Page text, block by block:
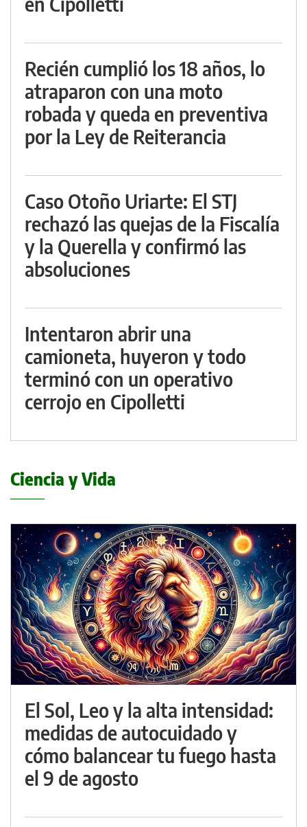
Recién cumplió los 18 años, lo
atraparon con una moto
robada y queda en preventiva
por la Ley de Reiterancia
Caso Otoño Uriarte: El STJ
rechazó las quejas de la Fiscalía
y la Querella y confirmó las
absoluciones
Intentaron abrir una
camioneta, huyeron y todo
terminó con un operativo
cerrojo en Cipolletti
Ciencia y Vida
El Sol, Leo y la alta intensidad:
medidas de autocuidado y
cómo balancear tu fuego hasta
el 9 de agosto